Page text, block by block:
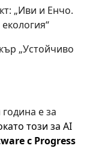
„Иви и Енчо.
„Устойчиво
година е за
този за AI
с Progress